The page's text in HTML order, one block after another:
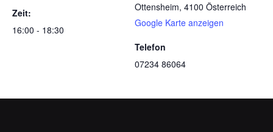
Zeit:
16:00 - 18:30
Ottensheim, 4100 Österreich
Google Karte anzeigen
Telefon
07234 86064